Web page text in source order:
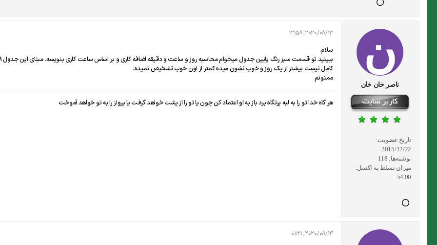
ناصر خان خان
تاریخ عضویت:
2015/12/22
نوشته‌ها: 118
میزان تسلط به اکسل:
54.00
2020/08/13, 13:58
سلام
کامل نیست بیشتر از یک روز و خوب نشون میده کمتر از اون خوب تشخیص نمیده.
ممنونم
هر گاه خدا تو را به لبه پرتگاه برد باز به او اعتماد کن چون يا تو را از پشت خواهد گرفت يا پرواز را به تو خواهد آموخت
2020/08/14, 01:21